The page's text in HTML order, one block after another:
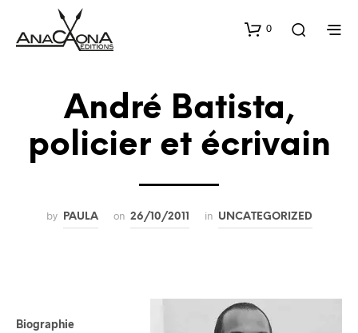
0
André Batista,
policier et écrivain
by PAULA on 26/10/2011 in UNCATEGORIZED
Biographie